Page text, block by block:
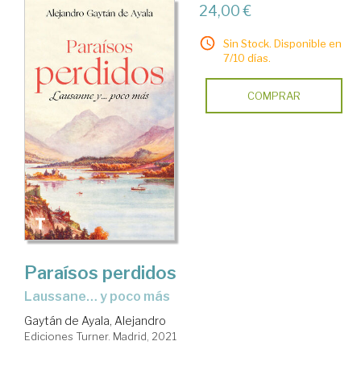
24,00 €
Sin Stock. Disponible en
7/10 días.
COMPRAR
Paraísos perdidos
Laussane… y poco más
Gaytán de Ayala, Alejandro
Ediciones Turner. Madrid, 2021